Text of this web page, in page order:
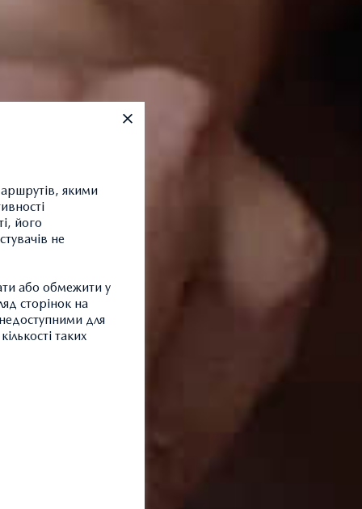
якими
його
не
або обмежити у
сторінок на
для
таких